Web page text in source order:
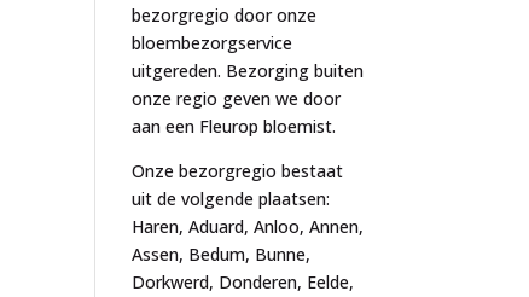
bezorgregio door onze
bloembezorgservice
uitgereden. Bezorging buiten
onze regio geven we door
aan een Fleurop bloemist.
Onze bezorgregio bestaat
uit de volgende plaatsen:
Haren, Aduard, Anloo, Annen,
Assen, Bedum, Bunne,
Dorkwerd, Donderen, Eelde,